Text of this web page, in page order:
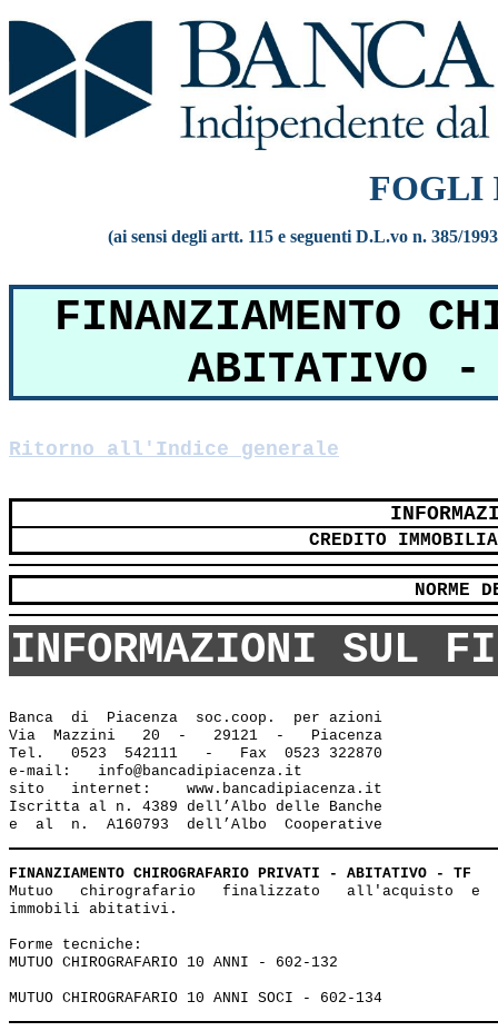
FOGLI
(ai sensi degli artt. 115 e seguenti D.L.vo n. 385/
FINANZIAMENTO
ABITATIVO -
Ritorno all'Indice generale
CREDITO
NORME
INFORMAZIONI SUL
Banca  di  Piacenza  soc.coop.  per azioni
Via  Mazzini   20  -   29121  -   Piacenza
Tel.   0523  542111   -   Fax  0523 322870
e-mail:   info@bancadipiacenza.it
sito   internet:    www.bancadipiacenza.it
Iscritta al n. 4389 dell’Albo delle Banche
FINANZIAMENTO CHIROGRAFARIO PRIVATI - ABITATIVO - TF
Mutuo   chirografario   finalizzato   all'acquisto  e
immobili abitativi.
Forme tecniche:
MUTUO CHIROGRAFARIO 10 ANNI - 602-132